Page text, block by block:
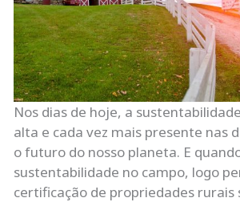
Nos dias de hoje, a
alta e cada vez mais presente nas
o futuro do nosso planeta. E
sustentabilidade no campo, logo
certificação de propriedades rurais